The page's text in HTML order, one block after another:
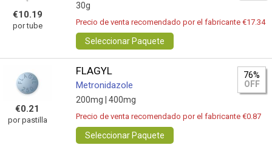
€10.19
por tube
30g
Precio de venta recomendado por el fabricante €17.34
Seleccionar Paquete
€0.21
por pastilla
FLAGYL
Metronidazole
200mg | 400mg
76%
OFF
Precio de venta recomendado por el fabricante €0.87
Seleccionar Paquete